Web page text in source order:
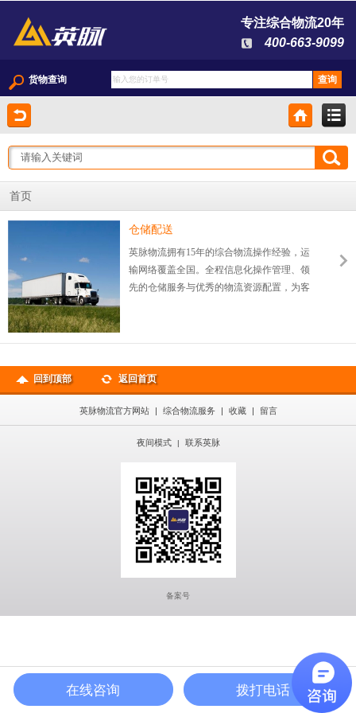
专注综合物流20年
400-663-9099
货物查询
首页
仓储配送
英脉物流拥有15年的综合物流操作经验，运
输网络覆盖全国。全程信息化操作管理、领
先的仓储服务与优秀的物流资源配置，为客
回到顶部 返回首页
英脉物流官方网站 | 综合物流服务 | 收藏 | 留言
夜间模式 | 联系英脉
备案号
在线咨询 首页
在线咨询 拨打电话